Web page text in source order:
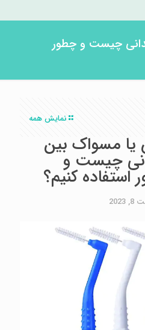
چیست و چطور
نمایش همه
مسواک بین
چیست و
استفاده کنیم؟